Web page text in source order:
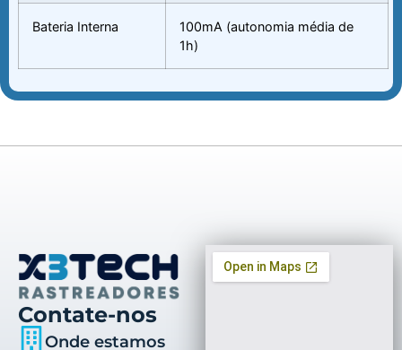
Bateria Interna
100mA (autonomia média de
1h)
Contate-nos
Onde estamos